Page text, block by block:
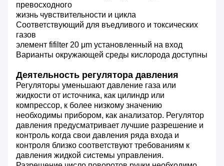
превосходного
жизнь чувствительности и цикла
Соответствующий для въедливого и токсических
газов
элемент fifilter 20 μm установленный на вход
Варианты окружающей среды кислорода доступны
Деятельность регулятора давления
Регуляторы уменьшают давление газа или
жидкости от источника, как цилиндр или
компрессор, к более низкому значению
необходимы прибором, как анализатор. Регулятор
давления предусматривает лучшие разрешение и
контроль когда свои давления ряда входа и
контроля близко соответствуют требованиям к
давления жидкой системы управления.